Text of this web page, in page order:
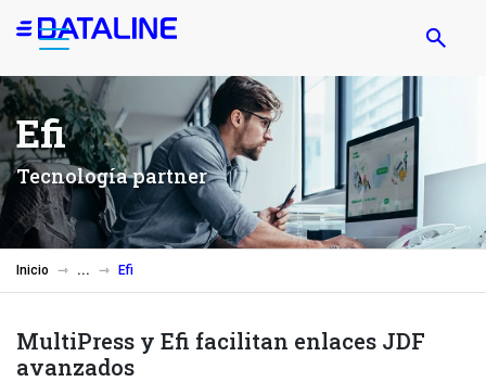
Pasar
principal
Efi
Tecnología partner
Inicio Efi
MultiPress y Efi facilitan enlaces JDF
avanzados